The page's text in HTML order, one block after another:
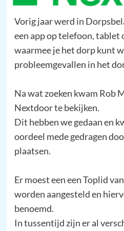
Vorig jaar werd in
een app op telefoon, tablet
waarmee je het dorp kunt
probleemgevallen in het
Na wat zoeken kwam Rob
Nextdoor te bekijken.
Dit hebben we gedaan en
oordeel mede gedragen
plaatsen.
Er moest een een Toplid
worden aangesteld en
benoemd.
In tussentijd zijn er al